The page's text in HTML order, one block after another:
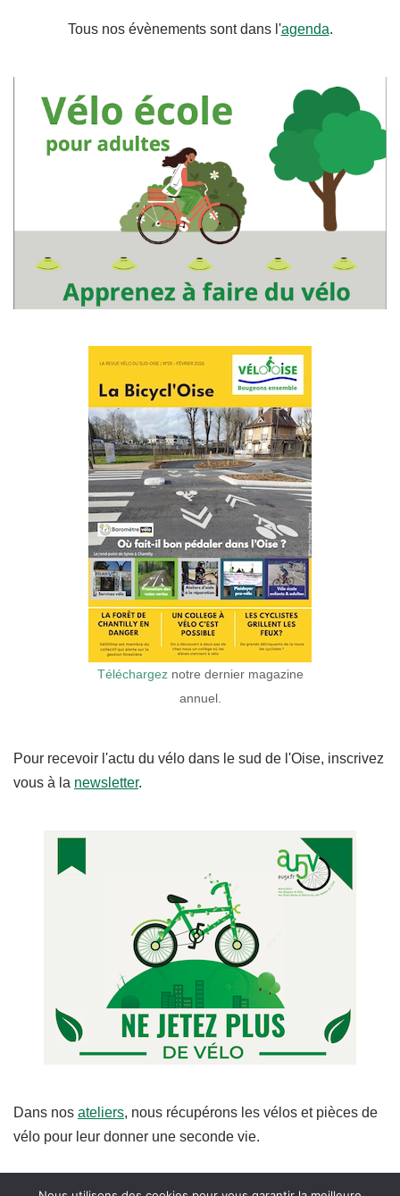
Tous nos évènements sont dans l'agenda.
Téléchargeznotre dernier magazine
annuel.
Pour recevoir l'actu du vélo dans le sud de l'Oise, inscrivez
vous à la newsletter.
Dans nos ateliers, nous récupérons les vélos et pièces de
vélo pour leur donner une seconde vie.